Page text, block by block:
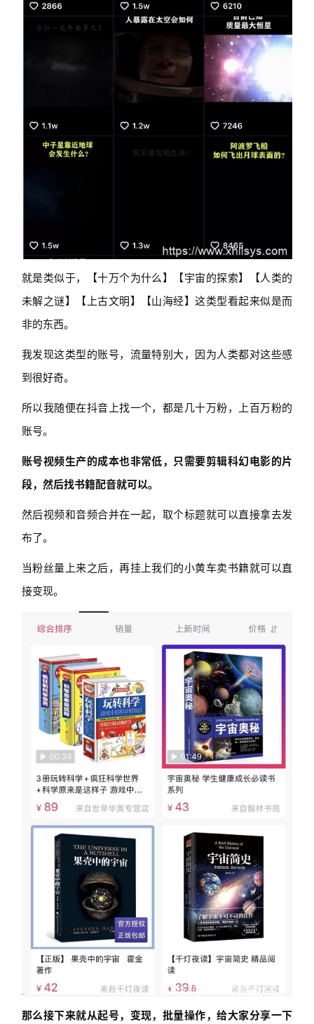
开
就是类似于，【十万个为什么】【宇宙的探索】【人类的
未解之谜】【上古文明】【山海经】这类型看起来似是而
非的东西。
我发现这类型的账号，流量特别大，因为人类都对这些感
到很好奇。
所以我随便在抖音上找一个，都是几十万粉，上百万粉的
账号。
账号视频生产的成本也非常低，只需要剪辑科幻电影的片
段，然后找书籍配音就可以。
然后视频和音频合并在一起，取个标题就可以直接拿去发
布了。
当粉丝量上来之后，再挂上我们的小黄车卖书籍就可以直
接变现。
那么接下来就从起号，变现，批量操作，给大家分享一下